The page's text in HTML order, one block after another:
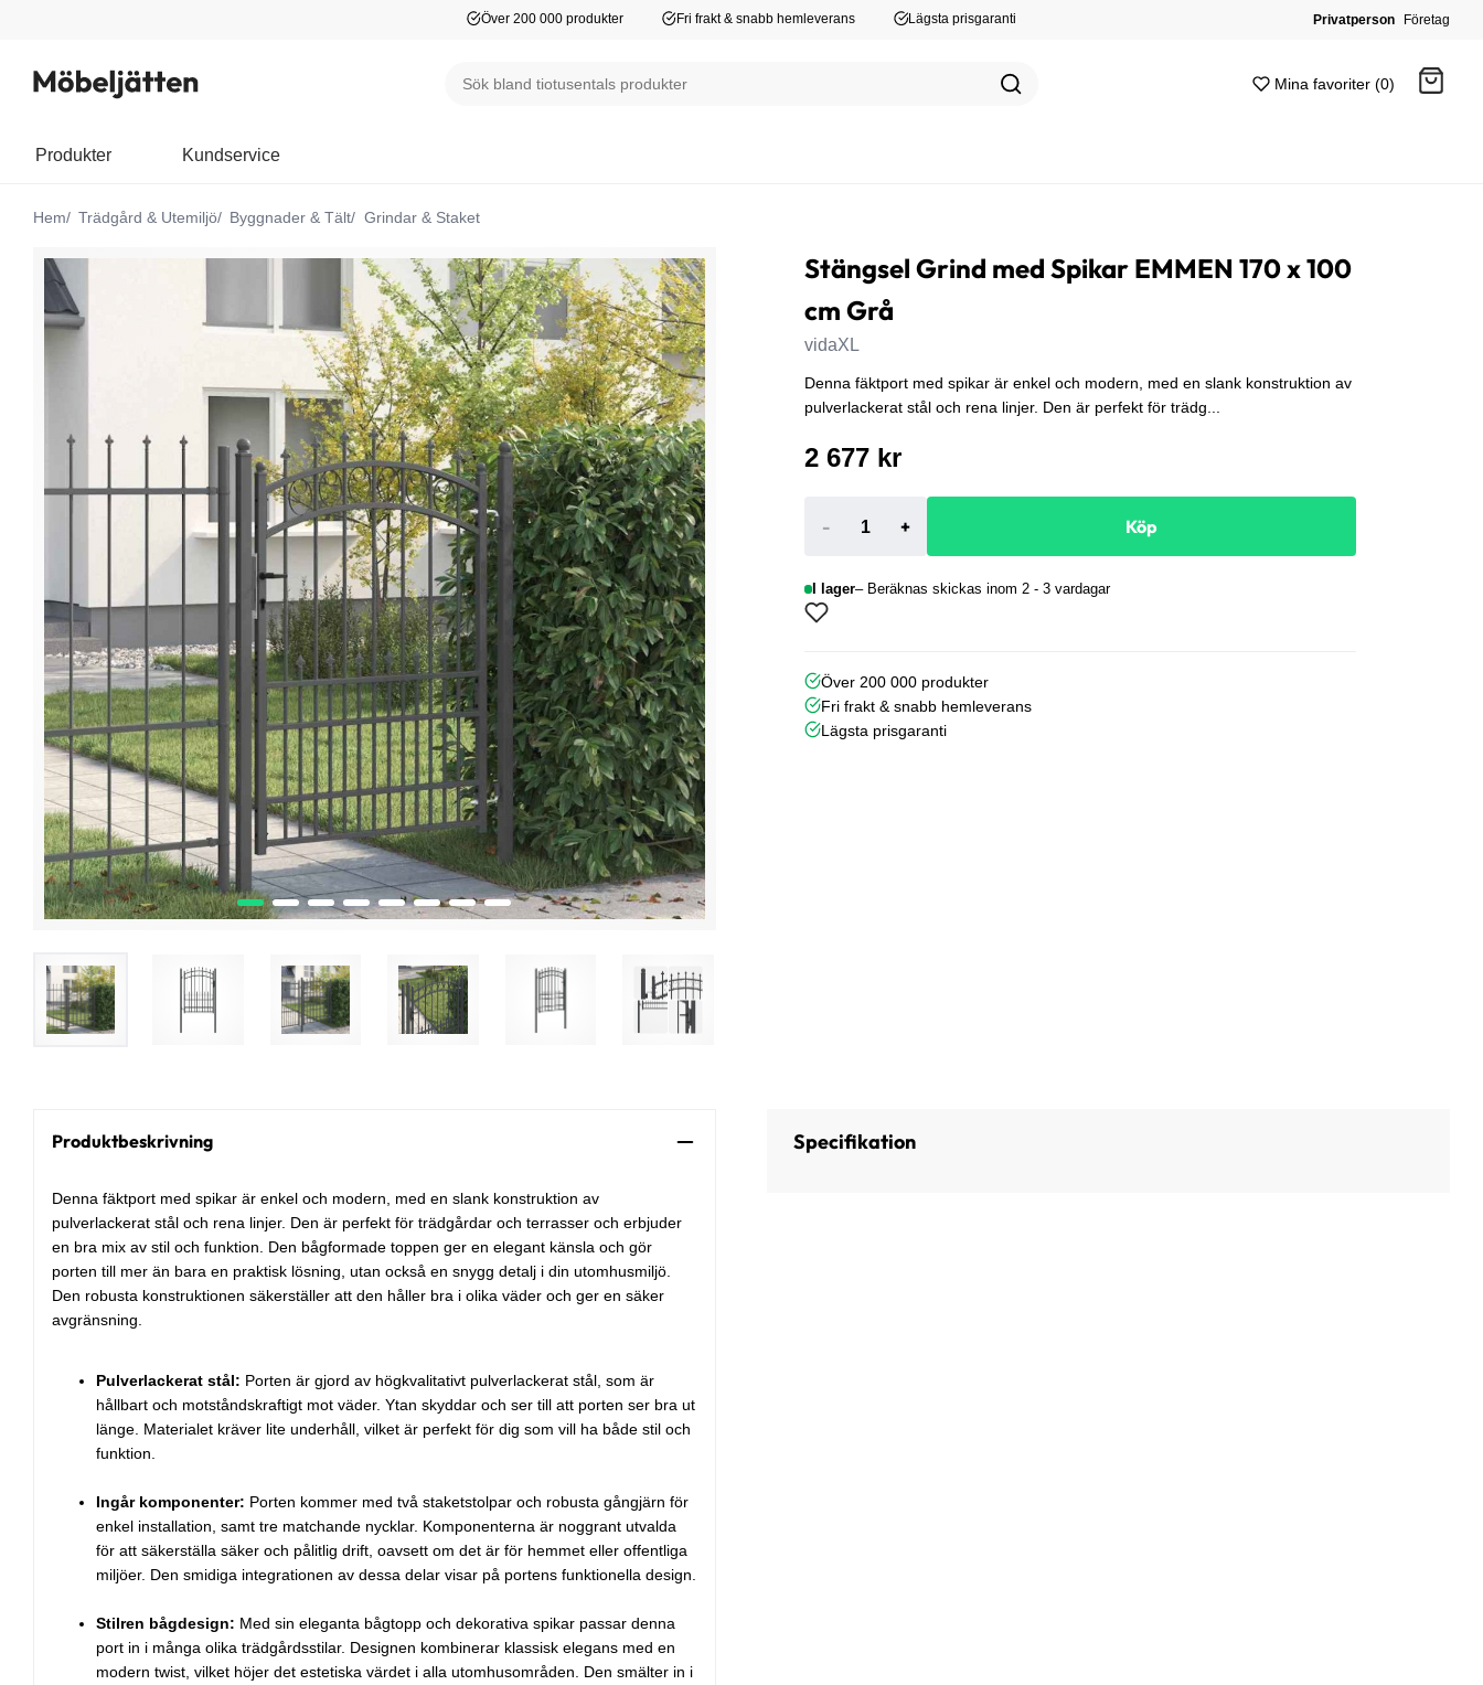
Över 200 000 produkter Fri frakt & snabb hemleverans Lägsta prisgaranti Privatperson Företag
Mina favoriter (0)
Produkter Kundservice
Hem Trädgård & Utemiljö Byggnader & Tält Grindar & Staket
Stängsel Grind med Spikar EMMEN 170 x 100
cm Grå
vidaXL
Denna fäktport med spikar är enkel och modern, med en slank konstruktion av
pulverlackerat stål och rena linjer. Den är perfekt för trädg...
2 677 kr
- + Köp
I lager Beräknas skickas inom 2 - 3 vardagar
Över 200 000 produkter
Fri frakt & snabb hemleverans
Lägsta prisgaranti
Produktbeskrivning
Denna fäktport med spikar är enkel och modern, med en slank konstruktion av
pulverlackerat stål och rena linjer. Den är perfekt för trädgårdar och terrasser och erbjuder
en bra mix av stil och funktion. Den bågformade toppen ger en elegant känsla och gör
porten till mer än bara en praktisk lösning, utan också en snygg detalj i din utomhusmiljö.
Den robusta konstruktionen säkerställer att den håller bra i olika väder och ger en säker
avgränsning.
Pulverlackerat stål: Porten är gjord av högkvalitativt pulverlackerat stål, som är
hållbart och motståndskraftigt mot väder. Ytan skyddar och ser till att porten ser bra ut
länge. Materialet kräver lite underhåll, vilket är perfekt för dig som vill ha både stil och
funktion.
Ingår komponenter: Porten kommer med två staketstolpar och robusta gångjärn för
enkel installation, samt tre matchande nycklar. Komponenterna är noggrant utvalda
för att säkerställa säker och pålitlig drift, oavsett om det är för hemmet eller offentliga
miljöer. Den smidiga integrationen av dessa delar visar på portens funktionella design.
Stilren bågdesign: Med sin eleganta bågtopp och dekorativa spikar passar denna
port in i många olika trädgårdsstilar. Designen kombinerar klassisk elegans med en
modern twist, vilket höjer det estetiska värdet i alla utomhusområden. Den smälter in i
Specifikation